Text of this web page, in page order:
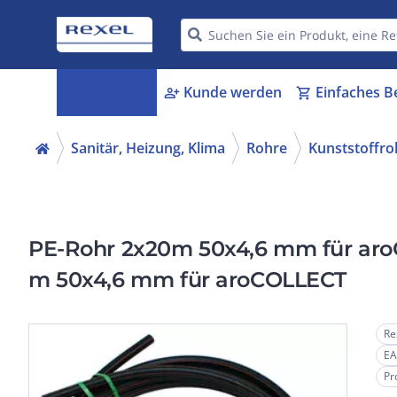
person_add Kunde werden shopping_cart Einfaches
Sanitär, Heizung, Klima Rohre
PE-Rohr 2x20m 50x4,6 mm für
m 50x4,6 mm für aroCOLLECT